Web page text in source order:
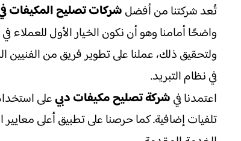
تُعد شركتنا من أفضلشركات تصليح المكيفات
واضحًا أمامنا وهو أن نكون الخيار الأول للعملاء
ولتحقيق ذلك، عملنا على تطوير فريق من الفنيين
في نظام التبريد.
اعتمدنا فيشركة تصليح مكيفات دبيعلى
تلفيات إضافية. كما حرصنا على تطبيق أعلى